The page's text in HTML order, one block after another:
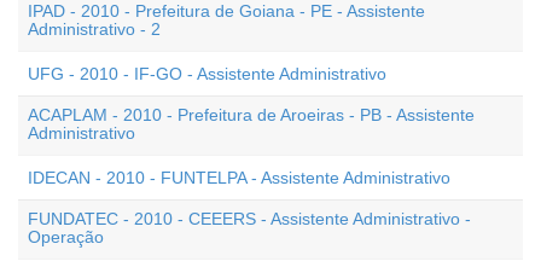
IPAD - 2010 - Prefeitura de Goiana - PE - Assistente
Administrativo - 2
UFG - 2010 - IF-GO - Assistente Administrativo
ACAPLAM - 2010 - Prefeitura de Aroeiras - PB - Assistente
Administrativo
IDECAN - 2010 - FUNTELPA - Assistente Administrativo
FUNDATEC - 2010 - CEEERS - Assistente Administrativo -
Operação